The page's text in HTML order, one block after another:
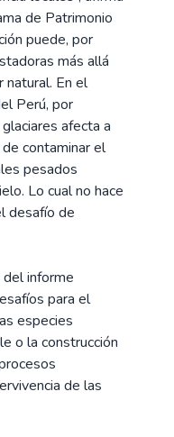
de Patrimonio
puede, por
más allá
natural. En el
Perú, por
afecta a
contaminar el
pesados
Lo cual no hace
desafío de
informe
para el
especies
o la construcción
de las